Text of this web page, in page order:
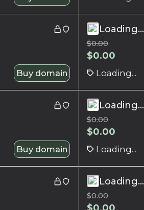
Buy domain
Loading...
$0.00
$0.00
Loading...
Buy domain
Loading...
$0.00
$0.00
Loading...
Loading...
$0.00
$0.00